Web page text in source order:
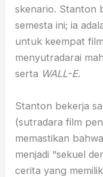
skenario. Stanton
semesta ini; ia
untuk keempat film
menyutradarai
serta WALL-E.
Stanton bekerja
(sutradara film
memastikan
menjadi “sekuel
cerita yang